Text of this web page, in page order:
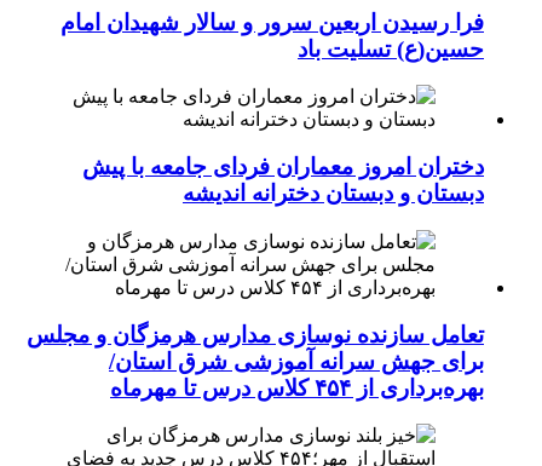
فرا رسیدن اربعین سرور و سالار شهیدان امام
حسین(ع) تسلیت باد
دختران امروز معماران فردای جامعه با پیش
دبستان و دبستان دخترانه اندیشه
تعامل سازنده نوسازی مدارس هرمزگان و مجلس
برای جهش سرانه آموزشی شرق استان/
بهره‌برداری از ۴۵۴ کلاس درس تا مهرماه